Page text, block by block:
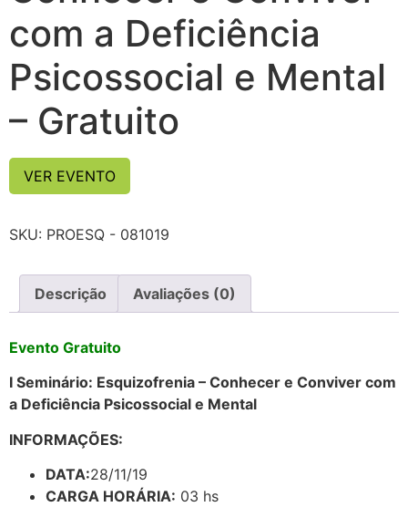
com a Deficiência
Psicossocial e Mental
– Gratuito
VER EVENTO
SKU: PROESQ - 081019
Descrição Avaliações (0)
Evento Gratuito
I Seminário: Esquizofrenia – Conhecer e Conviver com
a Deficiência Psicossocial e Mental
INFORMAÇÕES:
DATA:28/11/19
CARGA HORÁRIA: 03 hs